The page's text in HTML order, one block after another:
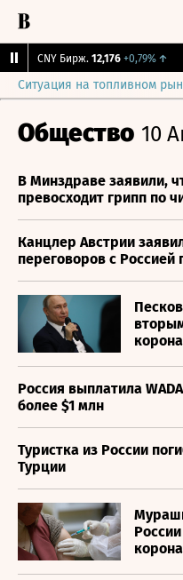
CNY Бирж. 12,176 +0,79% ↑
Ситуация на топливном
Общество 10
В Минздраве заявили,
превосходит грипп по
Канцлер Австрии
переговоров с Россией
Россия выплатила
более $1 млн
Туристка из России
Турции